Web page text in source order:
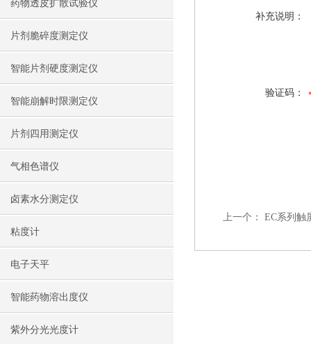
药物透皮扩散试验仪
片剂脆碎度测定仪
智能片剂硬度测定仪
智能崩解时限测定仪
片剂四用测定仪
气相色谱仪
卤素水分测定仪
粘度计
电子天平
智能药物溶出度仪
紫外分光光度计
补充说明：
验证码：
上一个： EC系列触